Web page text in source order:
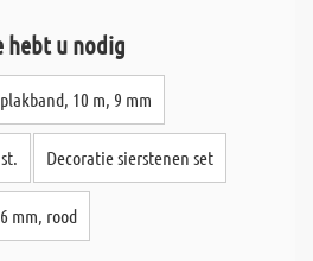
hebt u nodig
10 m, 9 mm
Decoratie sierstenen set
mm, rood